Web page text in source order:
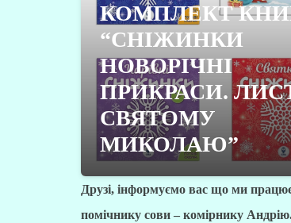
КОМПЛЕКТ
“СНІЖИНКИ
НОВОРІЧНІ
ПРИКРАСИ.
СВЯТОМУ
МИКОЛАЮ”
Друзі, інформуємо вас що ми
помічнику сови – комірнику